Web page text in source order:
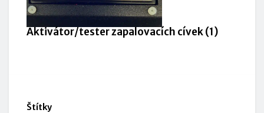
Aktivátor/tester zapalovacích cívek (1)
Štítky